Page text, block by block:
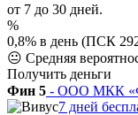
от 7 до 30 дней.
%
0,8% в день (ПСК
😐 Средняя
Получить деньги
Фин 5 - ООО МКК
7 дней